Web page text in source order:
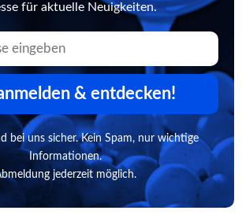
für aktuelle Neuigkeiten.
& entdecken!
bei uns sicher. Kein Spam, nur wichtige
Informationen.
jederzeit möglich.